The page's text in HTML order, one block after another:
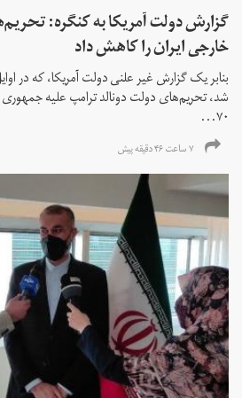
خارجی ایران را کاهش داد
بنابر یک گزارش غیر علنی دولت آمریکا، که در
۷۰...
۷ ساعت ۴۶ دقیقه پیش